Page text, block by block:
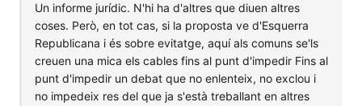
Un informe jurídic. N'hi ha d'altres que diuen altres
coses. Però, en tot cas, si la proposta ve d'Esquerra
Republicana i és sobre evitatge, aquí als comuns se'ls
creuen una mica els cables fins al punt d'impedir Fins al
punt d'impedir un debat que no enlenteix, no exclou i
no impedeix res del que ja s'està treballant en altres